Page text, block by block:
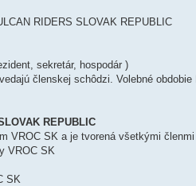
RIDERS SLOVAK REPUBLIC
sekretár, hospodár )
členskej schôdzi. Volebné obdobie
REPUBLIC
VROC SK a je tvorená všetkými
VROC SK
SK